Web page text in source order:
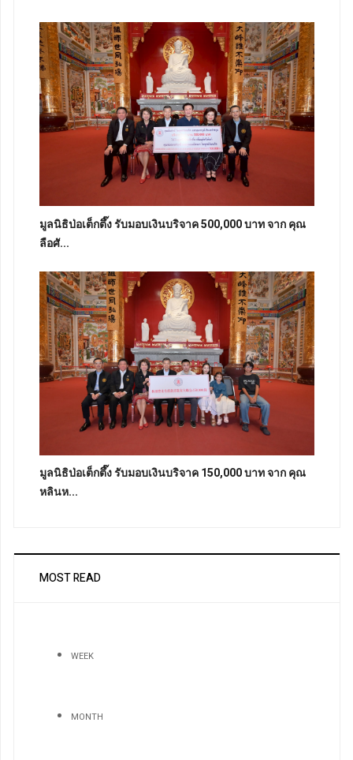
มูลนิธิป่อเต็กตึ๊ง รับมอบเงินบริจาค 500,000 บาท จาก คุณ
ลือศั...
มูลนิธิป่อเต็กตึ๊ง รับมอบเงินบริจาค 150,000 บาท จาก คุณ
หลินห...
MOST READ
WEEK
MONTH